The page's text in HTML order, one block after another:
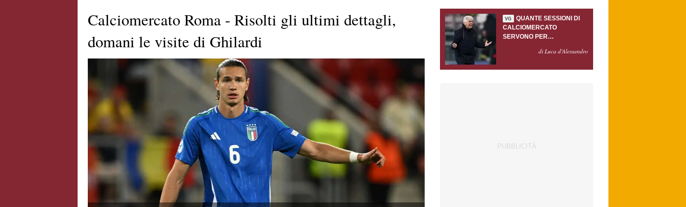
Calciomercato Roma - Risolti gli ultimi dettagli,
domani le visite di Ghilardi
VG
QUANTE SESSIONI DI
CALCIOMERCATO
SERVONO PER
GASPERINI?di Luca d'Alessandro